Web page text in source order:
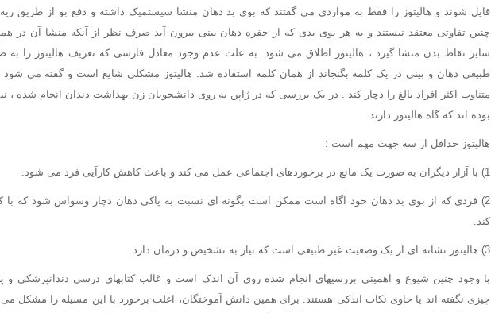
قایل شوند و هالیتوز را فقط به مواردی می گفتند که بوی بد دهان منشا سیستمیک داشته و دفع بو از طریق
چنین تفاوتی معتقد نیستند و به هر بوی بدی که از حفره دهان بینی بیرون آید صرف نظر از آنکه منشا آن در
سایر نقاط بدن منشا گیرد ، هالیتوز اطلاق می شود. به علت عدم وجود معادل فارسی که تعریف هالیتوز را به
طبیعی دهان و بینی در یک کلمه بگنجاند از همان کلمه استفاده شد. هالیتوز مشکلی شایع است و گفته می شود
متناوب اکثر افراد بالغ را دچار کند . در یک بررسی که در ژاپن به روی دانشجویان زن بهداشت دندان انجام شده ،
بوده اند که گاه هالیتوز دارند.
هالیتوز حداقل از سه جهت مهم است :
1) با آزار دیگران به صورت یک مانع در برخوردهای اجتماعی عمل می کند و باعث کاهش کارآیی فرد می شود.
2) فردی که از بوی بد دهان خود آگاه است ممکن است بگونه ای نسبت به پاکی دهان دچار وسواس شود که با
کند.
3) هالیتوز نشانه ای از یک وضعیت غیر طبیعی است که نیاز به تشخیص و درمان دارد.
با وجود چنین شیوع و اهمیتی بررسیهای انجام شده روی آن اندک است و غالب کتابهای درسی دندانپزشکی و
چیزی نگفته اند یا حاوی نکات اندکی هستند. برای همین دانش آموختگان، اغلب برخورد با این مسیله را مشکل می